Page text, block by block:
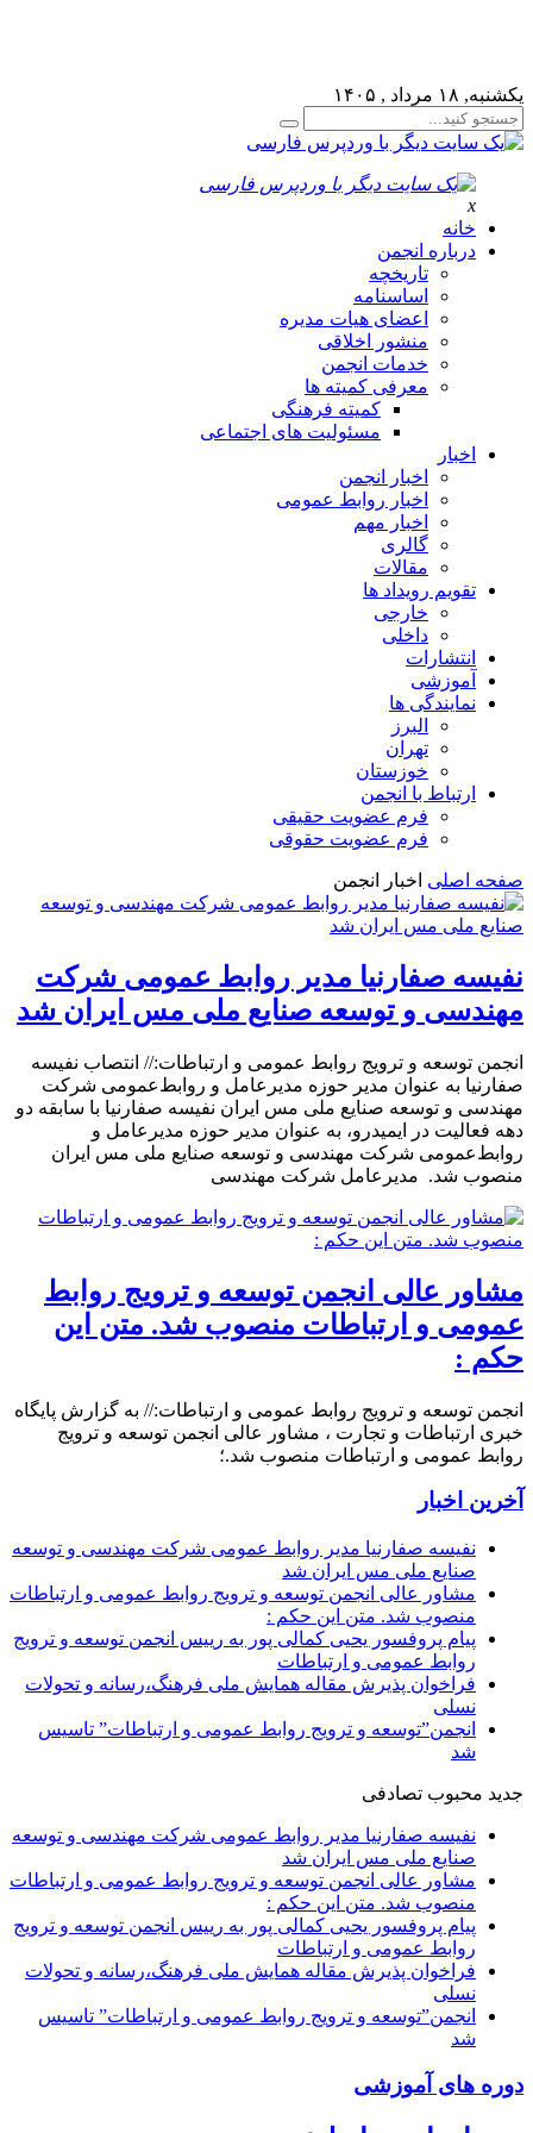
یکشنبه, ۱۸ مرداد , ۱۴۰۵
x
خانه
درباره انجمن
تاریخچه
اساسنامه
اعضای هیات مدیره
منشور اخلاقی
خدمات انجمن
معرفی کمیته ها
کمیته فرهنگی
مسئولیت های اجتماعی
اخبار
اخبار انجمن
اخبار روابط عمومی
اخبار مهم
گالری
مقالات
تقویم رویداد ها
خارجی
داخلی
انتشارات
آموزشی
نمایندگی ها
البرز
تهران
خوزستان
ارتباط با انجمن
فرم عضویت حقیقی
فرم عضویت حقوقی
صفحه اصلی اخبار انجمن
نفیسه صفارنیا مدیر روابط‌ عمومی شرکت
مهندسی و توسعه صنایع ملی مس ایران شد
انجمن توسعه و ترویج روابط عمومی و ارتباطات:// انتصاب نفیسه
صفارنیا به عنوان مدیر حوزه مدیرعامل و روابط‌عمومی شرکت
مهندسی و توسعه صنایع ملی مس ایران نفیسه صفارنیا با سابقه دو
دهه فعالیت در ایمیدرو، به عنوان مدیر حوزه مدیرعامل و
روابط‌عمومی شرکت مهندسی و توسعه صنایع ملی مس ایران
منصوب شد. مدیرعامل شرکت مهندسی
مشاور عالی انجمن توسعه و ترویج روابط
عمومی و ارتباطات منصوب شد. متن این
حکم :
انجمن توسعه و ترویج روابط عمومی و ارتباطات:// به گزارش پایگاه
خبری ارتباطات و تجارت ، مشاور عالی انجمن توسعه و ترویج
روابط عمومی و ارتباطات منصوب شد.؛
آخرین اخبار
نفیسه صفارنیا مدیر روابط‌ عمومی شرکت مهندسی و توسعه
صنایع ملی مس ایران شد
مشاور عالی انجمن توسعه و ترویج روابط عمومی و ارتباطات
منصوب شد. متن این حکم :
پیام پروفسور یحیی کمالی پور به رییس انجمن توسعه و ترویج
روابط عمومی و ارتباطات
فراخوان پذیرش مقاله همایش ملی فرهنگ،رسانه و تحولات
نسلی
انجمن”توسعه و ترویج روابط عمومی و ارتباطات” تاسیس
شد
جدید محبوب تصادفی
نفیسه صفارنیا مدیر روابط‌ عمومی شرکت مهندسی و توسعه
صنایع ملی مس ایران شد
مشاور عالی انجمن توسعه و ترویج روابط عمومی و ارتباطات
منصوب شد. متن این حکم :
پیام پروفسور یحیی کمالی پور به رییس انجمن توسعه و ترویج
روابط عمومی و ارتباطات
فراخوان پذیرش مقاله همایش ملی فرهنگ،رسانه و تحولات
نسلی
انجمن”توسعه و ترویج روابط عمومی و ارتباطات” تاسیس
شد
دوره های آموزشی